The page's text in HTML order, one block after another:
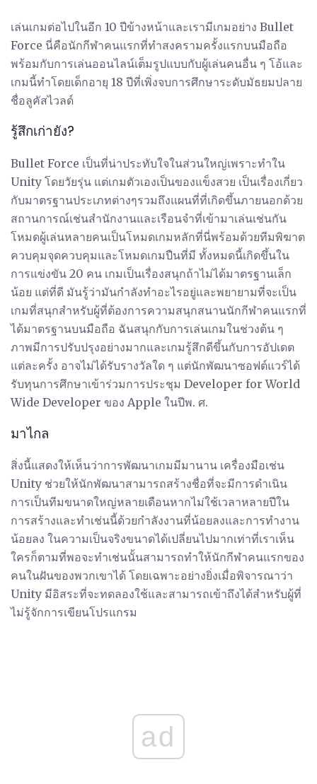
เล่นเกมต่อไปในอีก 10 ปีข้างหน้าและเรามีเกมอย่าง Bullet
Force นี่คือนักกีฬาคนแรกที่ทำสงครามครั้งแรกบนมือถือ
พร้อมกับการเล่นออนไลน์เต็มรูปแบบกับผู้เล่นคนอื่น ๆ โอ้และ
เกมนี้ทำโดยเด็กอายุ 18 ปีที่เพิ่งจบการศึกษาระดับมัธยมปลาย
ชื่อลูคัสไวลด์
รู้สึกเก่ายัง?
Bullet Force เป็นที่น่าประทับใจในส่วนใหญ่เพราะทำใน
Unity โดยวัยรุ่น แต่เกมตัวเองเป็นของแข็งสวย เป็นเรื่องเกี่ยว
กับมาตรฐานประเภทต่างๆรวมถึงแผนที่ที่เกิดขึ้นภายนอกด้วย
สถานการณ์เช่นสำนักงานและเรือนจำที่เข้ามาเล่นเช่นกัน
โหมดผู้เล่นหลายคนเป็นโหมดเกมหลักที่นี่พร้อมด้วยทีมพิฆาต
ควบคุมจุดควบคุมและโหมดเกมปืนที่มี ทั้งหมดนี้เกิดขึ้นใน
การแข่งขัน 20 คน เกมเป็นเรื่องสนุกถ้าไม่ได้มาตรฐานเล็ก
น้อย แต่ที่ดี มันรู้ว่ามันกำลังทำอะไรอยู่และพยายามที่จะเป็น
เกมที่สนุกสำหรับผู้ที่ต้องการความสนุกสนานนักกีฬาคนแรกที่
ได้มาตรฐานบนมือถือ ฉันสนุกกับการเล่นเกมในช่วงต้น ๆ
ภาพมีการปรับปรุงอย่างมากและเกมรู้สึกดีขึ้นกับการอัปเดต
แต่ละครั้ง อาจไม่ได้รับรางวัลใด ๆ แต่นักพัฒนาซอฟต์แวร์ได้
รับทุนการศึกษาเข้าร่วมการประชุม Developer for World
Wide Developer ของ Apple ในปีพ. ศ.
มาไกล
สิ่งนี้แสดงให้เห็นว่าการพัฒนาเกมมีมานาน เครื่องมือเช่น
Unity ช่วยให้นักพัฒนาสามารถสร้างชื่อที่จะมีการดำเนิน
การเป็นทีมขนาดใหญ่หลายเดือนหากไม่ใช้เวลาหลายปีใน
การสร้างและทำเช่นนี้ด้วยกำลังงานที่น้อยลงและการทำงาน
น้อยลง ในความเป็นจริงขนาดได้เปลี่ยนไปมากเท่าที่เราเห็น
ใครก็ตามที่พอจะทำเช่นนั้นสามารถทำให้นักกีฬาคนแรกของ
คนในฝันของพวกเขาได้ โดยเฉพาะอย่างยิ่งเมื่อพิจารณาว่า
Unity มีอิสระที่จะทดลองใช้และสามารถเข้าถึงได้สำหรับผู้ที่
ไม่รู้จักการเขียนโปรแกรม
ad